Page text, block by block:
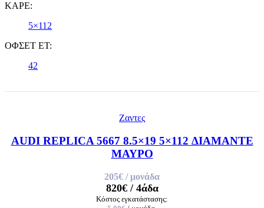
ΚΑΡΕ:
5×112
ΟΦΣΕΤ ET:
42
Ζαντες
AUDI REPLICA 5667 8.5×19 5×112 ΔΙΑΜΑΝΤΕ
ΜΑΥΡΟ
205€ / μονάδα
820€/ 4άδα
Κόστος εγκατάστασης: